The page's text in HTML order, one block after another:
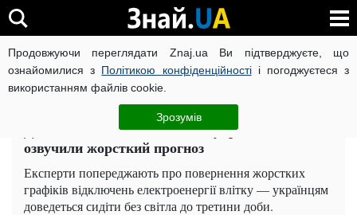
Продовжуючи переглядати Znaj.ua Ви підтверджуєте, що
ознайомилися з Політикою конфіденційностіі погоджуєтеся з
використанням файлів cookie.
Зрозумів
ВІЙНА РОСІЇ ПРОТИ УКРАЇНИ КОРОНАВІРУС В УКРАЇНІ
ЧИТАТЬ НА РУССКОМ
До 8 годин без світла щодня: українцям
озвучили жорсткий прогноз
Експерти попереджають про повернення жорстких
графіків відключень електроенергії влітку — українцям
доведеться сидіти без світла до третини доби.